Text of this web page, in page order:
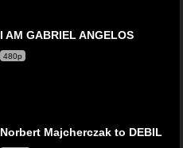
I AM GABRIEL ANGELOS
480p
Norbert Majcherczak to DEBIL